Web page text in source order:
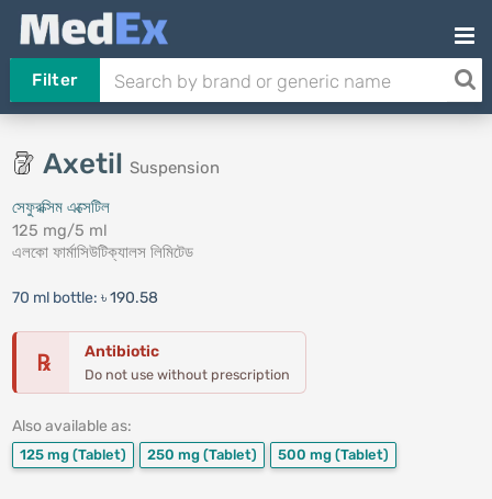
Filter
Axetil Suspension
সেফুরক্সিম এক্সেটিল
125 mg/5 ml
এলকো ফার্মাসিউটিক্যালস লিমিটেড
70 ml bottle: ৳ 190.58
℞ Antibiotic
Do not use without prescription
Also available as:
125 mg (Tablet) 250 mg (Tablet) 500 mg (Tablet)